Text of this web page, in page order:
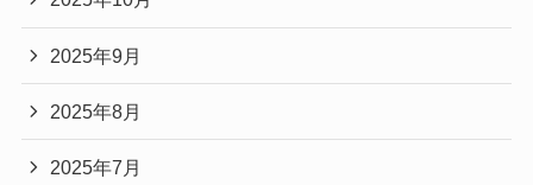
2025年9月
2025年8月
2025年7月